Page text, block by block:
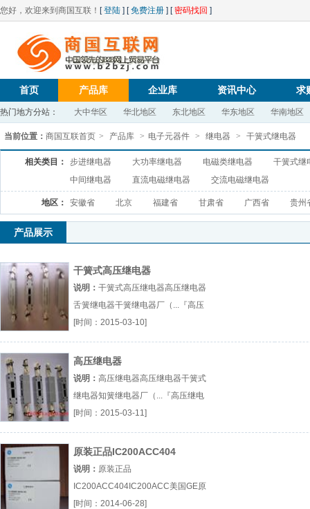
您好，欢迎来到商国互联！ [登陆 ] [免费注册 ] [密码找回 ]
首页 产品库 企业库 资讯中心 求
热门地方分站： 大中华区 华北地区 东北地区 华东地区 华南地区
当前位置： 商国互联首页 > 产品库 > 电子元器件 > 继电器 > 干簧式继电器
相关类目： 步进继电器 大功率继电器 电磁类继电器
干簧式继
中间继电器
直流电磁继电器 交流电磁继电器
地区： 安徽省 北京 福建省 甘肃省 广西省 贵州
产品展示
干簧式高压继电器
说明： 干簧式高压继电器高压继电器
舌簧继电器干簧继电器厂（...『高压
继电器』
[时间：2015-03-10]
高压继电器
说明： 高压继电器高压继电器干簧式
继电器知簧继电器厂（...『高压继电
器』
[时间：2015-03-11]
原装正品IC200ACC404
说明： 原装正品
IC200ACC404IC200ACC美国GE原
装正品厂（...『IC200ACC』
[时间：2014-06-28]